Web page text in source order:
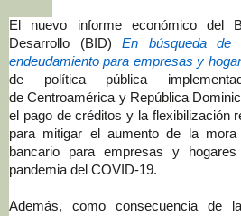
El
nuevo informe económico del
Desarrollo (BID)En búsqueda de
endeudamiento para empresas y
de política pública
deCentroamérica y República
el pago de créditos y la flexibilización
para mitigar el aumento de la
bancario para empresas y
pandemia del COVID-19.
Además, como consecuencia de